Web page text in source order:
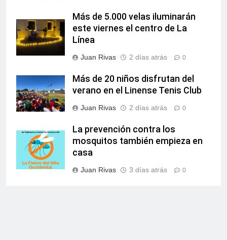
Más de 5.000 velas iluminarán
este viernes el centro de La
Línea
Juan Rivas 2 días atrás 0
Más de 20 niños disfrutan del
verano en el Linense Tenis Club
Juan Rivas 2 días atrás 0
La prevención contra los
mosquitos también empieza en
casa
Juan Rivas 3 días atrás 0